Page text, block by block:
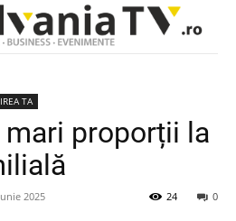
TA
proporții la
2025 0
24